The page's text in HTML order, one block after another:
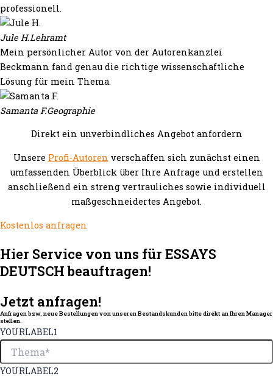
professionell.
Jule H.Lehramt
Mein persönlicher Autor von der Autorenkanzlei
Beckmann fand genau die richtige wissenschaftliche
Lösung für mein Thema.
Samanta F.Geographie
Direkt ein unverbindliches Angebot anfordern
Unsere Profi-Autoren verschaffen sich zunächst einen
umfassenden Überblick über Ihre Anfrage und erstellen
anschließend ein streng vertrauliches sowie individuell
maßgeschneidertes Angebot.
Kostenlos anfragen
Hier Service von uns für ESSAYS
DEUTSCH beauftragen!
Jetzt anfragen!
Anfragen bzw. neue Bestellungen von unseren Bestandskunden bitte direkt an Ihren Manager
stellen.
YOURLABEL1
YOURLABEL2